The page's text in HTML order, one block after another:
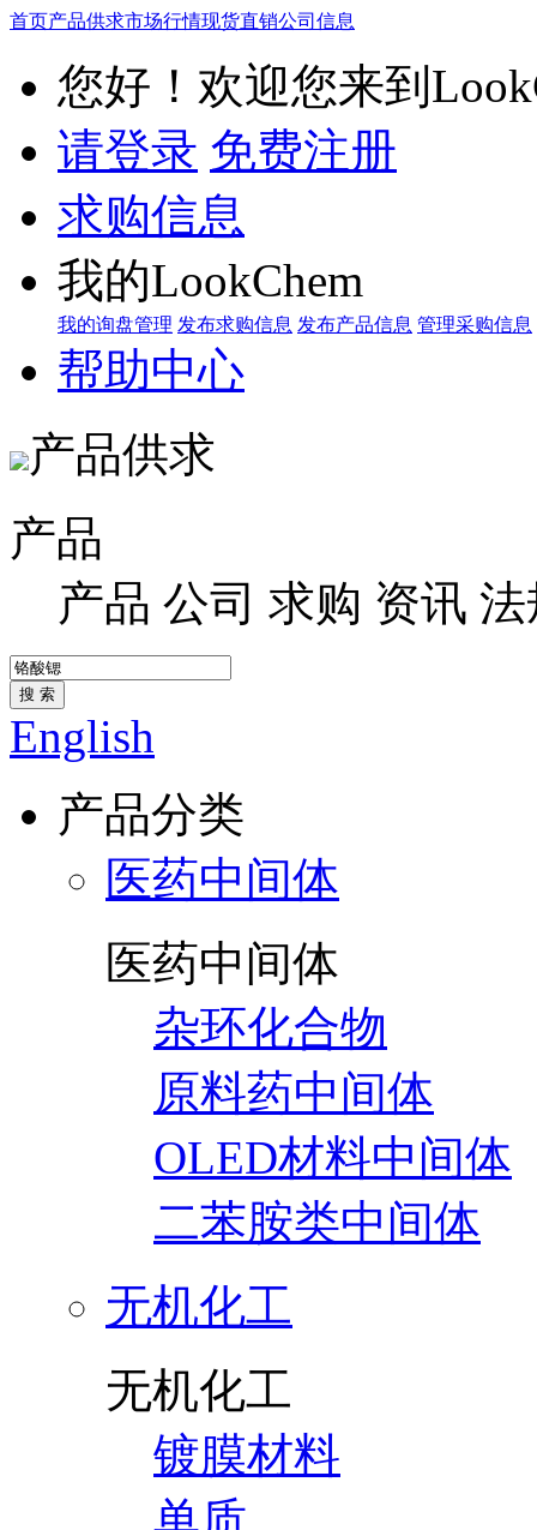
首页产品供求市场行情现货直销公司信息
您好！欢迎您来到
请登录 免费注册
求购信息
我的LookChem
我的询盘管理 发布求购信息 发布产品信息 管理采购信息
帮助中心
产品供求
产品
产品 公司 求购 资讯 法
搜 索
English
产品分类
医药中间体
医药中间体
杂环化合物
原料药中间体
OLED材料中间体
二苯胺类中间体
无机化工
无机化工
镀膜材料